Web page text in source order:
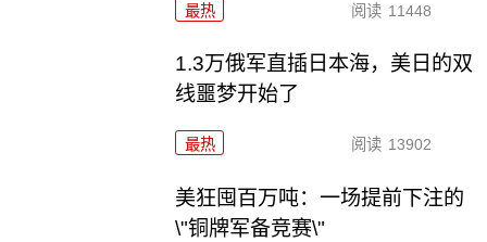
最热 阅读 11448
1.3万俄军直插日本海，美日的双
线噩梦开始了
最热 阅读 13902
美狂囤百万吨：一场提前下注的
\"铜牌军备竞赛\"